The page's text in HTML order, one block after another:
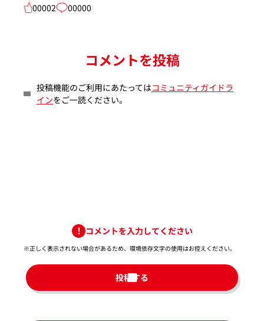
00002
00000
コメントを投稿
投稿機能のご利用にあたってはコミュニティガイドラ
インをご一読ください。
コメントを入力してください
※正しく表示されない場合があるため、環境依存文字の使用はお控えください。​
投稿する